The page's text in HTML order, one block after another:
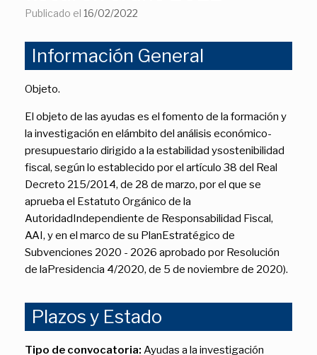
Publicado el 16/02/2022
Información General
Objeto.
El objeto de las ayudas es el fomento de la formación y
la investigación en elámbito del análisis económico-
presupuestario dirigido a la estabilidad ysostenibilidad
fiscal, según lo establecido por el artículo 38 del Real
Decreto 215/2014, de 28 de marzo, por el que se
aprueba el Estatuto Orgánico de la
AutoridadIndependiente de Responsabilidad Fiscal,
AAI, y en el marco de su PlanEstratégico de
Subvenciones 2020 - 2026 aprobado por Resolución
de laPresidencia 4/2020, de 5 de noviembre de 2020).
Plazos y Estado
Tipo de convocatoria: Ayudas a la investigación